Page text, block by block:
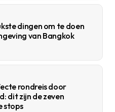
dingen om te doen
van Bangkok
rondreis door
dit zijn de zeven
stops